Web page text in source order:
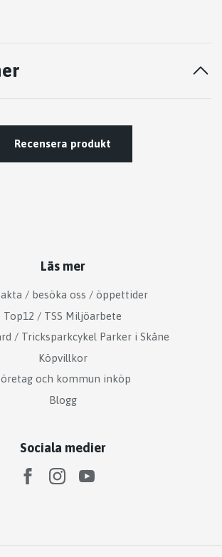
Recensera produkt
Läs mer
/ besöka oss / öppettider
Top12 / TSS Miljöarbete
/ Tricksparkcykel Parker i Skåne
Köpvillkor
och kommun inköp
Blogg
Sociala medier